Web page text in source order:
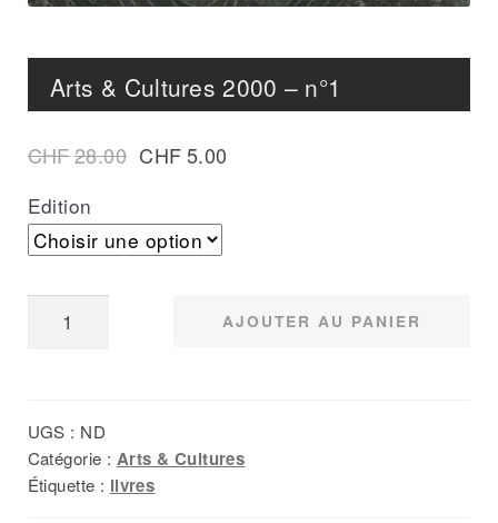
Arts & Cultures 2000 – n°1
CHF28.00 CHF5.00
Edition
Cultures
2000
-
AJOUTER AU PANIER
UGS : ND
Catégorie : Arts & Cultures
Étiquette : livres